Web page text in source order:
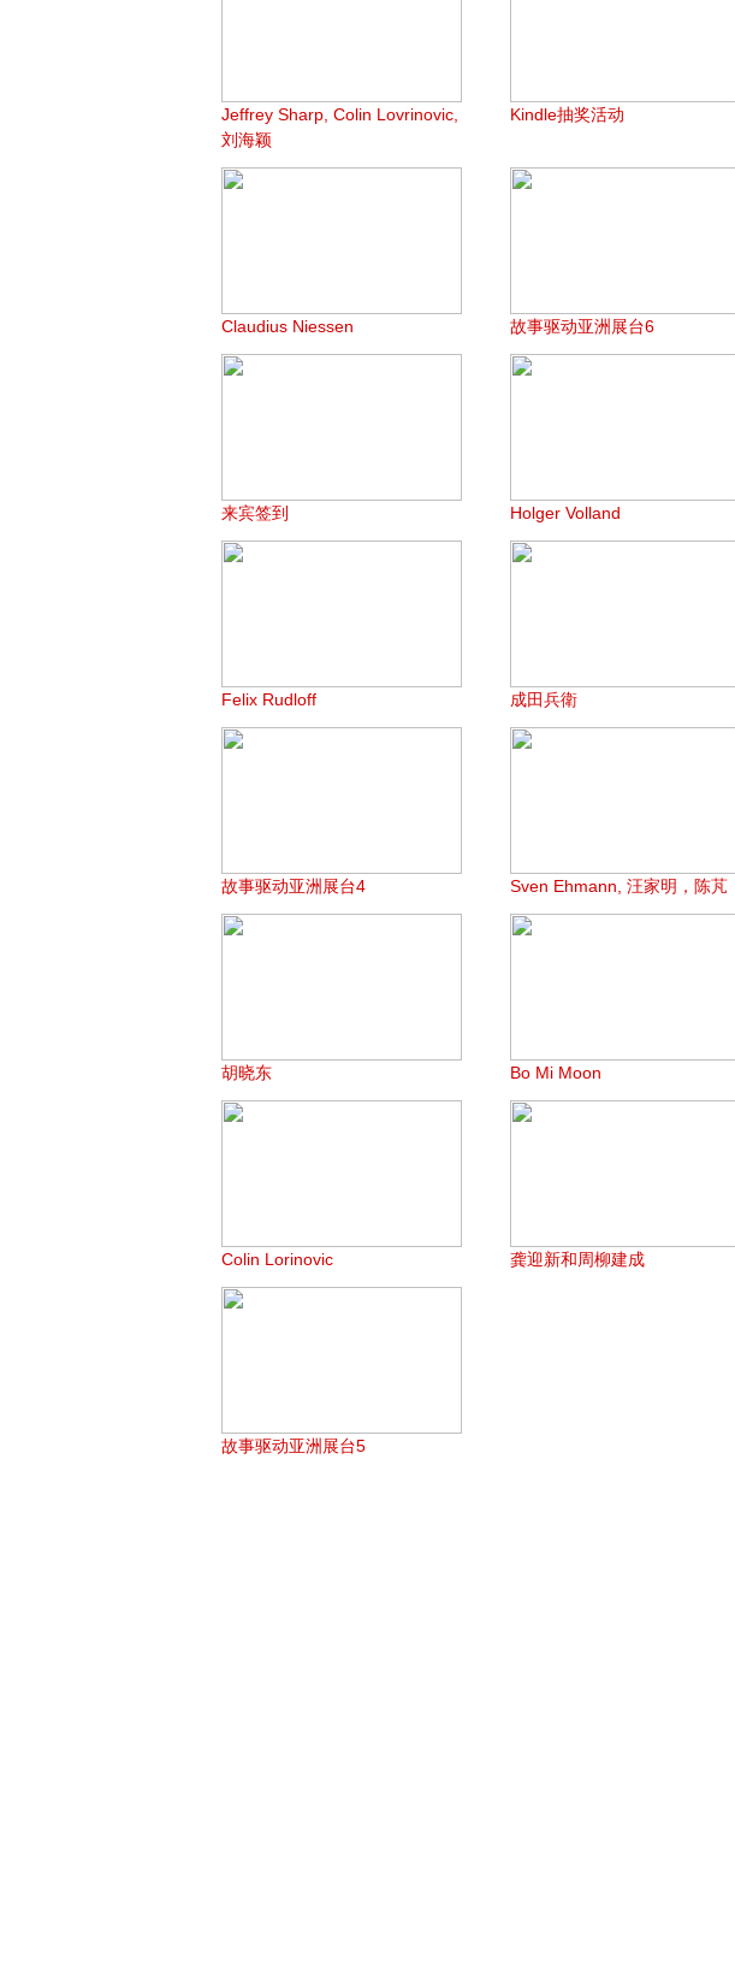
Jeffrey Sharp, Colin Lovrinovic,
刘海颖
Kindle抽奖活动
Claudius Niessen 故事驱动亚洲展台6
来宾签到 Holger Volland
Felix Rudloff 成田兵衛
故事驱动亚洲展台4 Sven Ehmann, 汪家明，陈芃
胡晓东 Bo Mi Moon
Colin Lorinovic 龚迎新和周柳建成
故事驱动亚洲展台5